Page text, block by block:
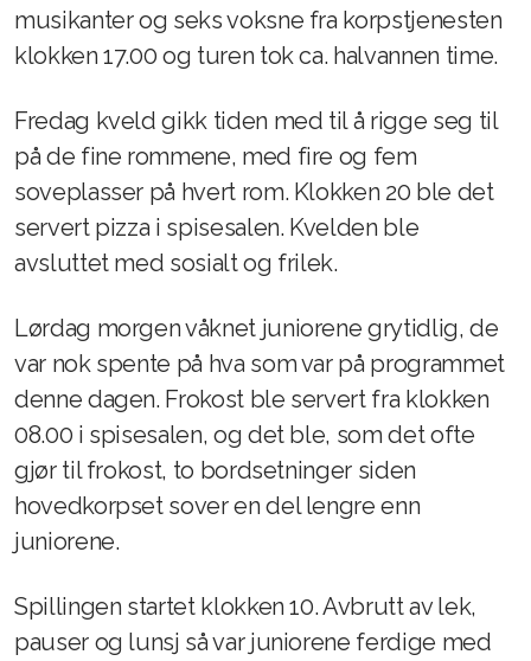
musikanter og seks voksne fra korpstjenesten
klokken 17.00 og turen tok ca. halvannen time.
Fredag kveld gikk tiden med til å rigge seg til
på de fine rommene, med fire og fem
soveplasser på hvert rom. Klokken 20 ble det
servert pizza i spisesalen. Kvelden ble
avsluttet med sosialt og frilek.
Lørdag morgen våknet juniorene grytidlig, de
var nok spente på hva som var på programmet
denne dagen. Frokost ble servert fra klokken
08.00 i spisesalen, og det ble, som det ofte
gjør til frokost, to bordsetninger siden
hovedkorpset sover en del lengre enn
juniorene.
Spillingen startet klokken 10. Avbrutt av lek,
pauser og lunsj så var juniorene ferdige med
Korpsforeldre